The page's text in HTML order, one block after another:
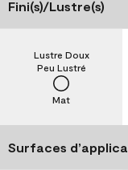
Fini(s)/Lustre(s)
Mat
Peu Lustré
Lustre Doux
Surfaces